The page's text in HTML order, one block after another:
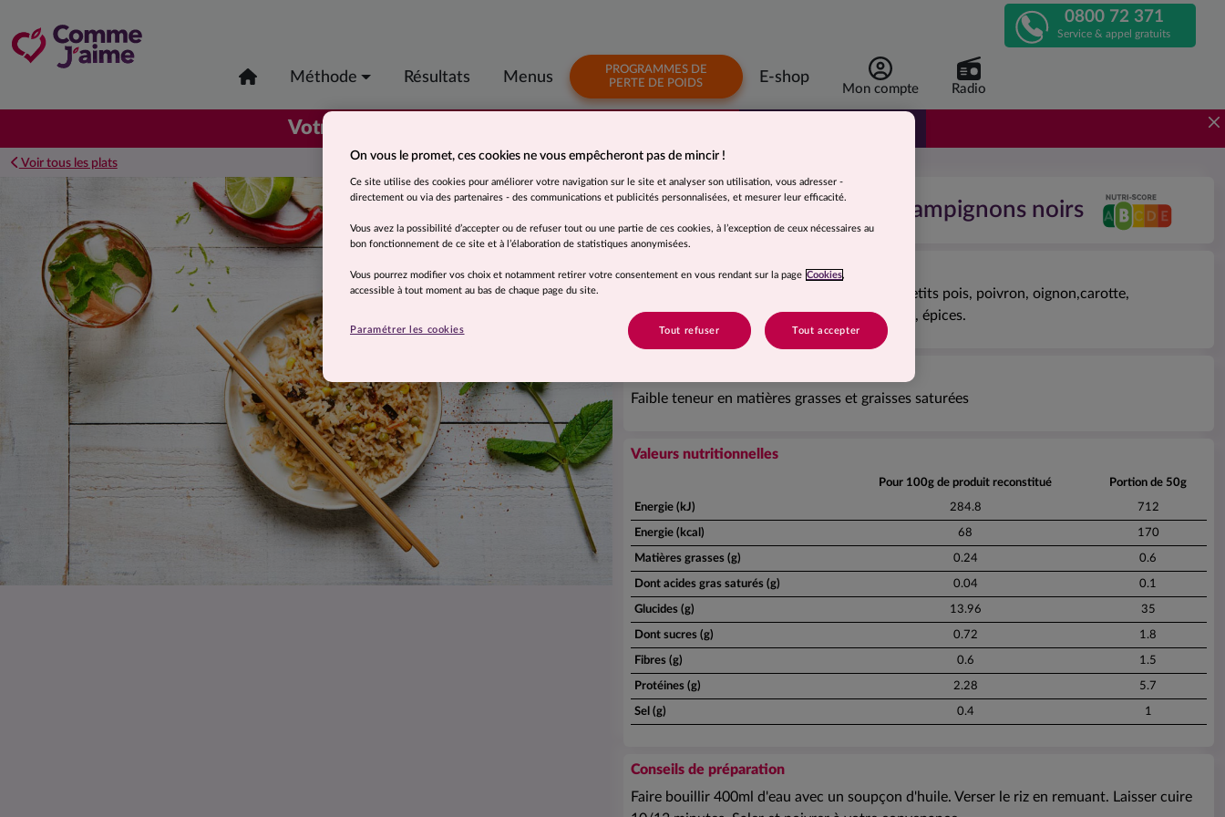
APPELEZ-0800 72 371
Service & appel gratuits
Méthode Résultats Menus
PROGRAMMES DE
PERTE DE POIDS
E-shop
Mon compte Radio
Votre 1
Voir tous les plats
Suggestion de présentation. Photo non contractuelle. Riz saveur asiatiques et champignons noirs
Riz basmati (79,8%), légumes déshydratés (petits pois, poivron, oignon,carotte,
champignon noir(1%), mais), arômes naturels, épices.
Faible teneur en matières grasses et graisses saturées
Valeurs nutritionnelles
Pour 100g de produit reconstitué Portion de 50g
Energie (kJ) 284.8 712
Energie (kcal) 68 170
Matières grasses (g) 0.24 0.6
Dont acides gras saturés (g) 0.04 0.1
Glucides (g) 13.96 35
Dont sucres (g) 0.72 1.8
Fibres (g) 0.6 1.5
Protéines (g) 2.28 5.7
Sel (g) 0.4 1
Conseils de préparation
Faire bouillir 400ml d'eau avec un soupçon d'huile. Verser le riz en remuant. Laisser cuire
On vous le promet, ces cookies ne vous empêcheront pas de mincir !
Ce site utilise des cookies pour améliorer votre navigation sur le site et analyser son utilisation, vous adresser -
directement ou via des partenaires - des communications et publicités personnalisées, et mesurer leur efficacité.
Vous avez la possibilité d’accepter ou de refuser tout ou une partie de ces cookies, à l’exception de ceux nécessaires au
bon fonctionnement de ce site et à l’élaboration de statistiques anonymisées.
Vous pourrez modifier vos choix et notamment retirer votre consentement en vous rendant sur la page Cookies,
accessible à tout moment au bas de chaque page du site.
Tout refuser Tout accepter
Paramétrer les cookies